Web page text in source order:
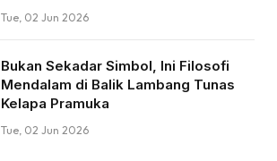
Tue, 02 Jun 2026
Bukan Sekadar Simbol, Ini Filosofi
Mendalam di Balik Lambang Tunas
Kelapa Pramuka
Tue, 02 Jun 2026